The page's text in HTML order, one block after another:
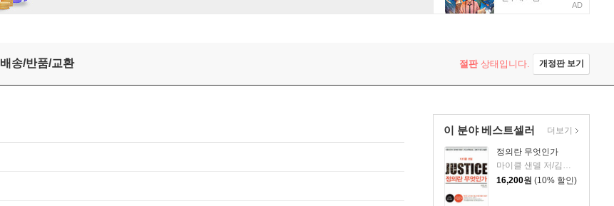
AD
배송/반품/교환 절판상태입니다. 개정판 보기
이 분야 베스트셀러
정의란 무엇인가
마이클 샌델 저/김선욱 감수/김명철 역
16,200원 (10% 할인)
더보기